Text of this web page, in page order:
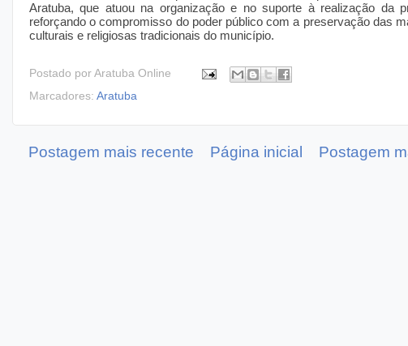
Aratuba, que atuou na organização e no suporte à realização da
reforçando o compromisso do poder público com a preservação das
culturais e religiosas tradicionais do município.
Postado por Aratuba Online
Marcadores: Aratuba
Postagem mais recente Postagem
Página inicial